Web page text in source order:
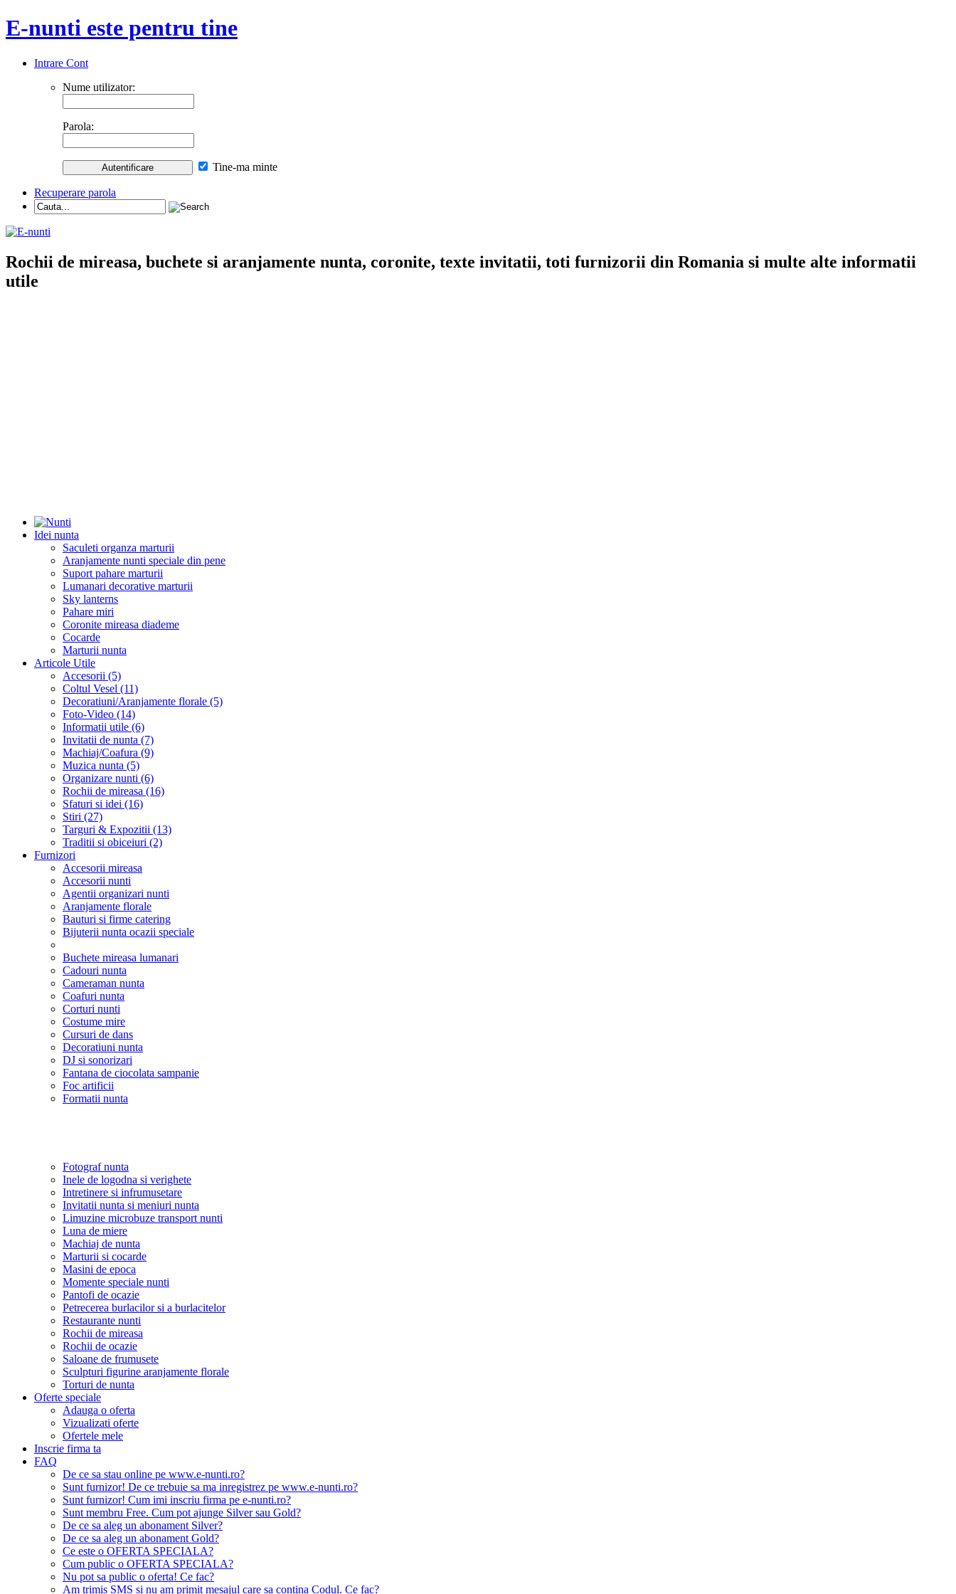
E-nunti este pentru tine
Intrare Cont
Nume utilizator:
Parola:
Tine-ma minte
Recuperare parola
Rochii de mireasa, buchete si aranjamente nunta, coronite, texte invitatii, toti furnizorii din Romania si multe alte informatii
utile
Idei nunta
Saculeti organza marturii
Aranjamente nunti speciale din pene
Suport pahare marturii
Lumanari decorative marturii
Sky lanterns
Pahare miri
Coronite mireasa diademe
Cocarde
Marturii nunta
Articole Utile
Accesorii (5)
Coltul Vesel (11)
Decoratiuni/Aranjamente florale (5)
Foto-Video (14)
Informatii utile (6)
Invitatii de nunta (7)
Machiaj/Coafura (9)
Muzica nunta (5)
Organizare nunti (6)
Rochii de mireasa (16)
Sfaturi si idei (16)
Stiri (27)
Targuri & Expozitii (13)
Traditii si obiceiuri (2)
Furnizori
Accesorii mireasa
Accesorii nunti
Agentii organizari nunti
Aranjamente florale
Bauturi si firme catering
Bijuterii nunta ocazii speciale
Buchete mireasa lumanari
Cadouri nunta
Cameraman nunta
Coafuri nunta
Corturi nunti
Costume mire
Cursuri de dans
Decoratiuni nunta
DJ si sonorizari
Fantana de ciocolata sampanie
Foc artificii
Formatii nunta
Fotograf nunta
Inele de logodna si verighete
Intretinere si infrumusetare
Invitatii nunta si meniuri nunta
Limuzine microbuze transport nunti
Luna de miere
Machiaj de nunta
Marturii si cocarde
Masini de epoca
Momente speciale nunti
Pantofi de ocazie
Petrecerea burlacilor si a burlacitelor
Restaurante nunti
Rochii de mireasa
Rochii de ocazie
Saloane de frumusete
Sculpturi figurine aranjamente florale
Torturi de nunta
Oferte speciale
Adauga o oferta
Vizualizati oferte
Ofertele mele
Inscrie firma ta
FAQ
De ce sa stau online pe www.e-nunti.ro?
Sunt furnizor! De ce trebuie sa ma inregistrez pe www.e-nunti.ro?
Sunt furnizor! Cum imi inscriu firma pe e-nunti.ro?
Sunt membru Free. Cum pot ajunge Silver sau Gold?
De ce sa aleg un abonament Silver?
De ce sa aleg un abonament Gold?
Ce este o OFERTA SPECIALA?
Cum public o OFERTA SPECIALA?
Nu pot sa public o oferta! Ce fac?
Am trimis SMS si nu am primit mesajul care sa contina Codul. Ce fac?